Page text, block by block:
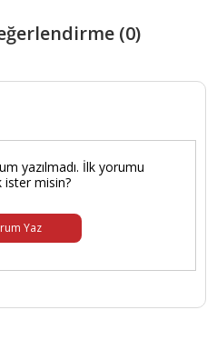
(0)
yazılmadı. İlk yorumu
ister misin?
Yaz